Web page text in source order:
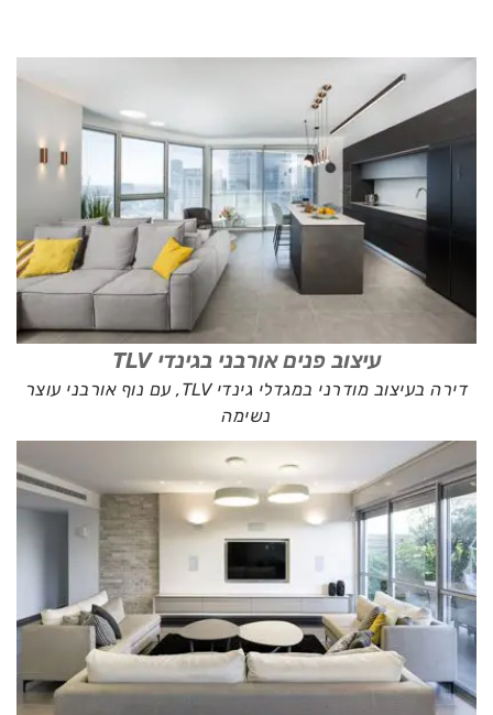
עיצוב פנים אורבני בגינדי TLV
דירה בעיצוב מודרני במגדלי גינדי TLV, עם נוף אורבני עוצר
נשימה